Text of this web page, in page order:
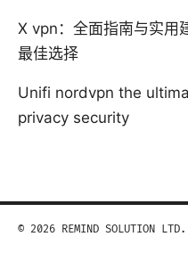
X vpn：全面指南与实用
最佳选择
Unifi nordvpn the
privacy security
© 2026 REMIND SOLUTION LTD.